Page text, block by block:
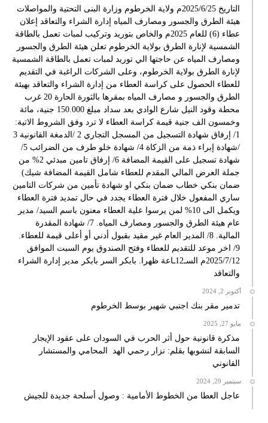
التاريخ 2025/6/25م ولاية الخرطوم وزارة البنى التحتية والمواصلات
هيئة الطرق والجسور ومصارف المياه إدارة الشراء والتعاقد إعلان
عطاء (6) للعام 2025م والخاص بتوريد وتركيب لمبات تعمل بالطاقة
الشمسية لإنارة الطرق بولاية الخرطوم تعلن هيئة الطرق والجسور
ومصارف المياه عن حاجتها الي توريد لمبات تعمل بالطاقة الشمسية
لإنارة الطرق بولاية الخرطوم، وعلى الشركات الراغبة في التقديم
للعطاء الحصول على كراسة العطاء من إدارة الشراء والتعاقد بهيئة
الطرق والجسور و مصارف المياه بمقرها بالثورة الحارة 20 غرب
محطة وقود النيل شارع الوادي بعد سداد مبلغ 150.000 جنية، مائة
وخمسون الف جنية قيمة كراسة العطاء لا ترد وفق الشروط الاتية:
1/ إرفاق شهادة التسجيل من المسجل التجاري 2 /الدمغة القانونية 3
/شهادة إبراء ذمة من الزكاة 4/ شهادة خلو طرف من الضرائب 5/
شهادة تسجيل على القيمة المضافة 6/ إرفاق تامين مبدئي 2% من
جملة العرض المالي المقدم للعطاء شامل القيمة المضافة شيك)
ضمان بنكي خطاب ضمان بنكي او شهادة تأمين من شركات التامين
ساري المفعول خلال فترة العطاء يجدد في حال تمديد فترة العطاء
ويكمل الى 10% لمن يرسوا علية العطاء معنون باسم السيد/ مدير
عام هيئة الطرق والجسور ومصارف المياه. 7/ شهادة المقدرة
المالية. 8/ المدير العام غير مقيد بقبول أدني أو أعلى قيمة للعطاء.
9/ اخر موعد للتقديم للعطاء وفتح الصندوق يوم السبت الموافق
2025/7/12م السـ12ـاعة ظهرا. بابكر السر بابكر مدير إدارة الشراء
والتعاقد
أكتوبر 2, 2024
تدمير مقر بنك اجنبي شهير بوسط الخرطوم
مايو 27, 2025
مذكرة قانونية حول أثر الحرب في السودان على عقود الإيجار
السابقة لنشوبها بقلم: نزار رحمي الهد المحامي والمستشار
القانوني
سبتمبر 29, 2024
عاجل العطا من الخطوط الأمامية : وصول أسلحة جديدة للجيش